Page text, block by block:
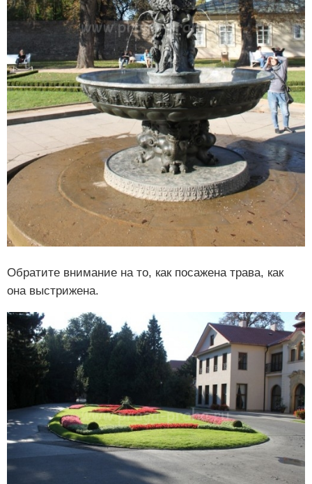
Обратите внимание на то, как посажена трава, как
она выстрижена.